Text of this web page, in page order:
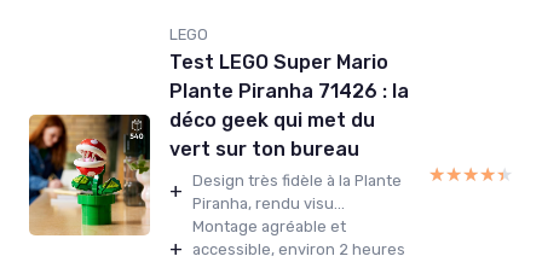
LEGO
Test LEGO Super Mario
Plante Piranha 71426 : la
déco geek qui met du
vert sur ton bureau
+ Design très fidèle à la Plante
Piranha, rendu visu...
+
Montage agréable et
accessible, environ 2 heures
★★★★★
★★★★★